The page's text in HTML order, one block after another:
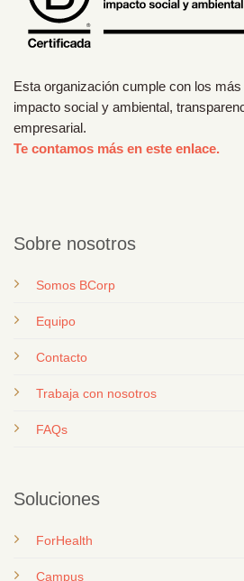
Esta organización cumple con los
impacto social y ambiental,
empresarial.
Te contamos más en este enlace.
Sobre nosotros
Somos BCorp
Equipo
Contacto
Trabaja con nosotros
FAQs
Soluciones
ForHealth
Campus